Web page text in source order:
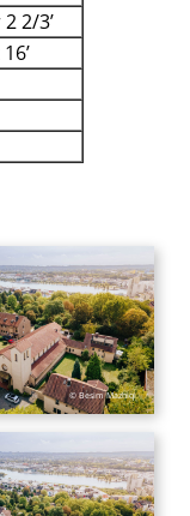
2/3’
© Besim Mazhiqi